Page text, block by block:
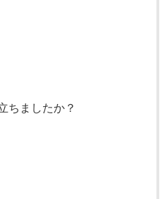
ちましたか？